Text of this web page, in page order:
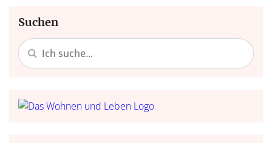
Suchen